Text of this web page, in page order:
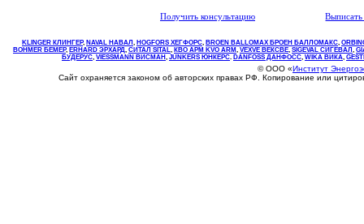
Получить консультацию
KLINGER КЛИНГЕР, NAVAL НАВАЛ , НOGFORS ХЕГФОРС, BROEN BALLOMAX БРОЕН БАЛЛОМАКС,
BOHMER БЕМЕР, ERHARD ЭРХАРД, СИТАЛ SITAL, КВО АРМ KVO ARM, VEXVE ВЕКСВЕ, SIGEVAL СИГЕВАЛ ,
БУДЕРУС, VIESSMANN ВИСМАН , JUNKERS ЮНКЕРС. DANFOSS ДАНФОСС, WIKA ВИКА,
© ООО «Институт
Сайт охраняется законом об авторских правах РФ. Копирование или